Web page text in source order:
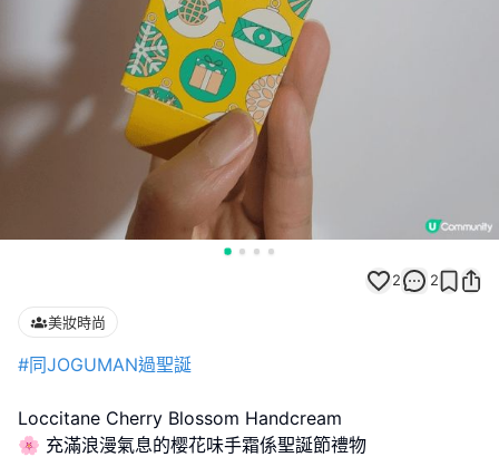
2 2
美妝時尚
#同JOGUMAN過聖誕
Loccitane Cherry Blossom Handcream
🌸 充滿浪漫氣息的樱花味手霜係聖誕節禮物